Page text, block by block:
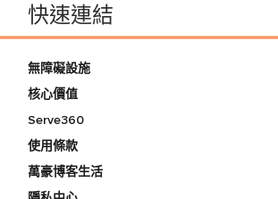
快速連結
無障礙設施
核心價值
Serve360
使用條款
萬豪博客生活